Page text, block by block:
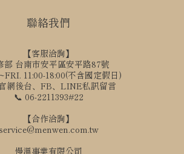
聯絡我們
【客服洽詢】
部 台南市安平區安平路87號
11:00-18:00(不含國定假日)
網後台、FB、LINE私訊留言
📞 06-2211393#22
【合作洽詢】
慢溫事業有限公司